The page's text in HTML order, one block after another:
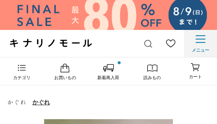
メニュー
カテゴリ お買いもの 新着再入荷 読みもの カート
かぐれ